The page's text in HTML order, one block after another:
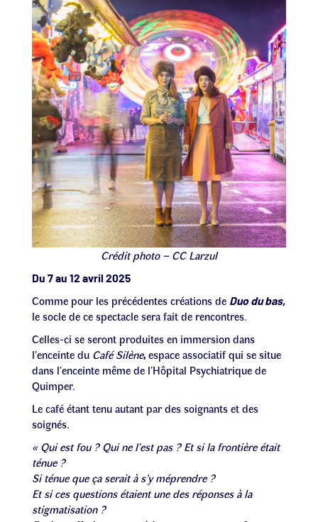
Crédit photo – CC Larzul
Du 7 au 12 avril 2025
Comme pour les précédentes créations de Duo du bas,
le socle de ce spectacle sera fait de rencontres.
Celles-ci se seront produites en immersion dans
l’enceinte du Café Silène, espace associatif qui se situe
dans l’enceinte même de l’Hôpital Psychiatrique de
Quimper.
Le café étant tenu autant par des soignants et des
soignés.
« Qui est fou ? Qui ne l’est pas ? Et si la frontière était
ténue ?
Si ténue que ça serait à s’y méprendre ?
Et si ces questions étaient une des réponses à la
stigmatisation ?